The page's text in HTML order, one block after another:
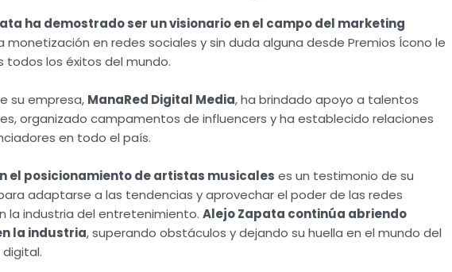
ha demostrado ser un visionario en el campo del marketing
monetización en redes sociales y sin duda alguna desde Premios Ícono le
todos los éxitos del mundo.
su empresa, ManaRed Digital Media, ha brindado apoyo a talentos
organizado campamentos de influencers y ha establecido relaciones
en todo el país.
el posicionamiento de artistas musicales es un testimonio de su
adaptarse a las tendencias y aprovechar el poder de las redes
la industria del entretenimiento.Alejo Zapata continúa abriendo
la industria, superando obstáculos y dejando su huella en el mundo del